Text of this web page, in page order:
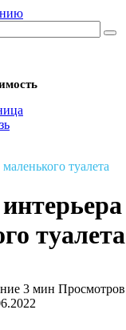
туалета
туалета
3 мин Просмотров